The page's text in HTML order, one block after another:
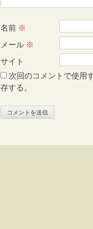
名前 ※
メール ※
サイト
次回のコメントで使用
存する。